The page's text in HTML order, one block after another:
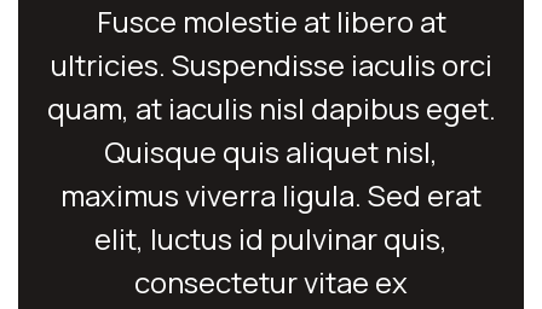
Fusce molestie at libero at
ultricies. Suspendisse iaculis orci
quam, at iaculis nisl dapibus eget.
Quisque quis aliquet nisl,
maximus viverra ligula. Sed erat
elit, luctus id pulvinar quis,
consectetur vitae ex